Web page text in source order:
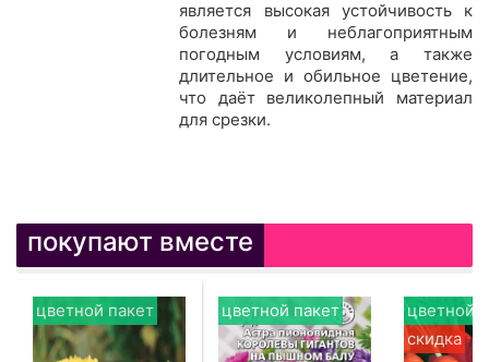
является высокая устойчивость к
болезням и неблагоприятным
погодным условиям, а также
длительное и обильное цветение,
что даёт великолепный материал
для срезки.
покупают вместе
цветной пакет цветной пакет
цветной
скидка